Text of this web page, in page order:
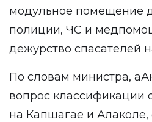
модульное помещение
полиции, ЧС и
дежурство спасателей
По словам министра,
вопрос классификации
на Капшагае и